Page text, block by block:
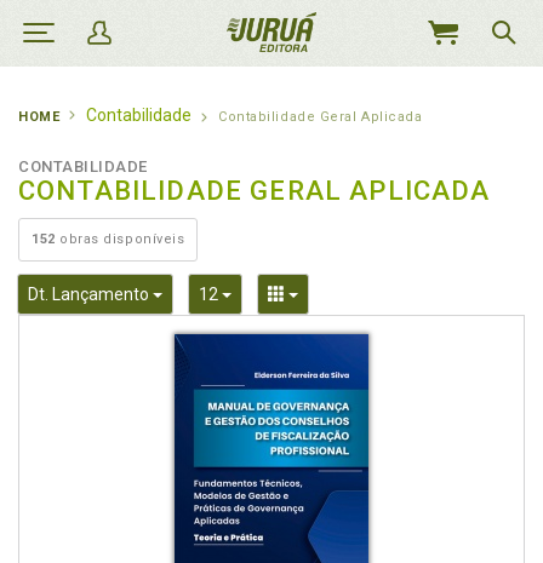
MEU
HOME Contabilidade Contabilidade Geral Aplicada
CONTABILIDADE
CONTABILIDADE GERAL APLICADA
152 obras disponíveis
Dt. Lançamento Toggle Dropdown
12 Toggle DropdownToggle Dropdown